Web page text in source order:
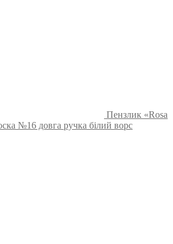
Пензлик «Rosa
№16 довга ручка білий ворс